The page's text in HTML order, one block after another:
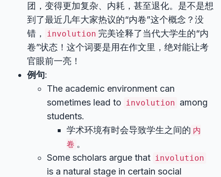
团，变得更加复杂、内耗，甚至退化。是不是想
到了最近几年大家热议的“内卷”这个概念？没
错，
involution 完美诠释了当代大学生的“内
卷”状态！这个词要是用在作文里，绝对能让考
官眼前一亮！
例句:
The academic environment can
sometimes lead to involution among
students.
学术环境有时会导致学生之间的 内
卷 。
Some scholars argue that involution
is a natural stage in certain social